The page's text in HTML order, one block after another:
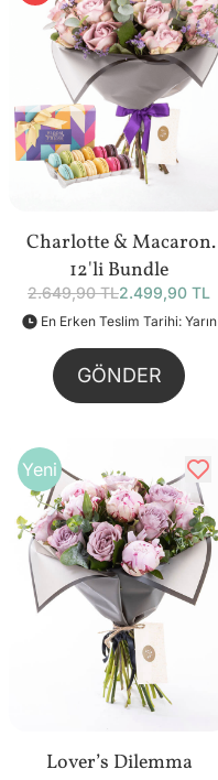
Charlotte & Macaron
12'li Bundle
2.649,90 TL2.499,90 TL
En Erken Teslim Tarihi: Yarın
GÖNDER
Yeni
Lover’s Dilemma